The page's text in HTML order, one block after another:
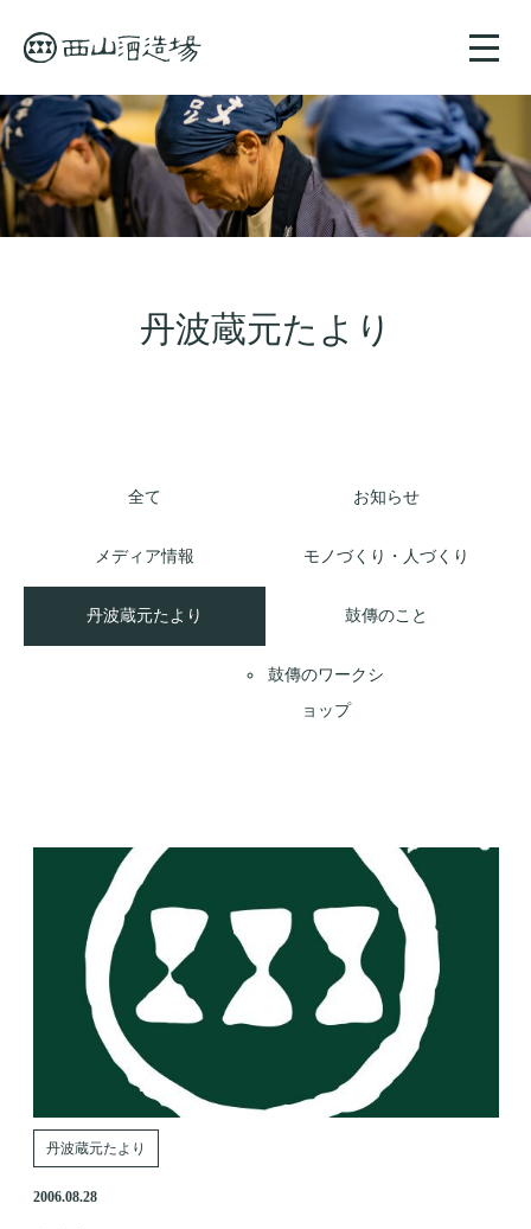
toggle
丹波蔵元たより
全て お知らせ
メディア情報 モノづくり・人づくり
丹波蔵元たより 鼓傳のこと
鼓傳のワークシ
ョップ
丹波蔵元たより
2006.08.28